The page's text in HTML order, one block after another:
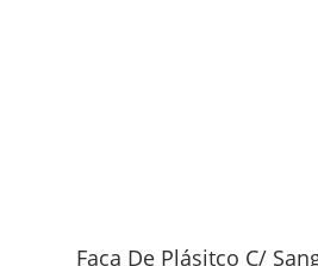
Faca De Plásitco C/